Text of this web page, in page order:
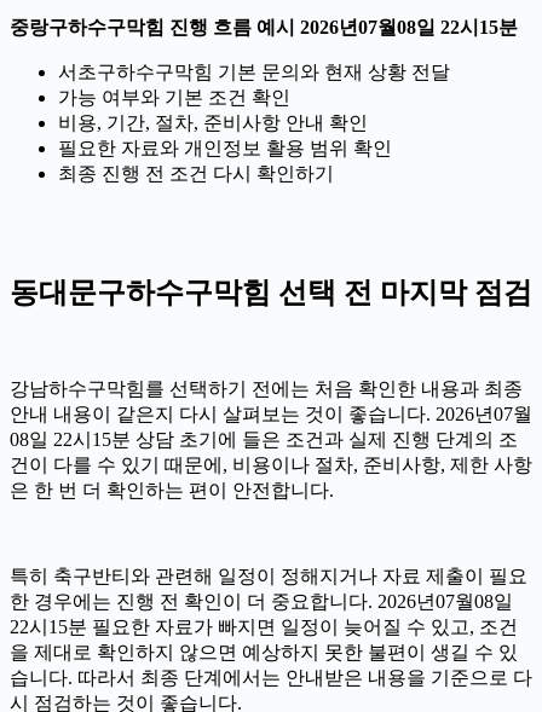
중랑구하수구막힘 진행 흐름 예시 2026년07월08일 22시15분
서초구하수구막힘 기본 문의와 현재 상황 전달
가능 여부와 기본 조건 확인
비용, 기간, 절차, 준비사항 안내 확인
필요한 자료와 개인정보 활용 범위 확인
최종 진행 전 조건 다시 확인하기
동대문구하수구막힘 선택 전 마지막 점검
강남하수구막힘를 선택하기 전에는 처음 확인한 내용과 최종
안내 내용이 같은지 다시 살펴보는 것이 좋습니다. 2026년07월
08일 22시15분 상담 초기에 들은 조건과 실제 진행 단계의 조
건이 다를 수 있기 때문에, 비용이나 절차, 준비사항, 제한 사항
은 한 번 더 확인하는 편이 안전합니다.
특히 축구반티와 관련해 일정이 정해지거나 자료 제출이 필요
한 경우에는 진행 전 확인이 더 중요합니다. 2026년07월08일
22시15분 필요한 자료가 빠지면 일정이 늦어질 수 있고, 조건
을 제대로 확인하지 않으면 예상하지 못한 불편이 생길 수 있
습니다. 따라서 최종 단계에서는 안내받은 내용을 기준으로 다
시 점검하는 것이 좋습니다.